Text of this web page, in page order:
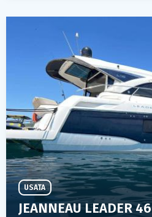
JEANNEAU LEADER 46
USATA